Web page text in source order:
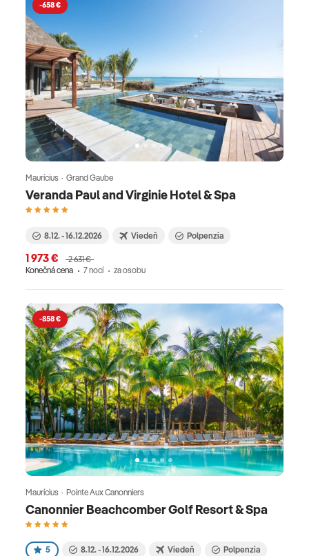
-658 €
Veranda Paul and Virginie Hotel & Spa
Maurícius · Grand Gaube
8.12. - 16.12.2026 Viedeň Polpenzia
1 973 €
2 631 €
Konečná cena
7 nocí za osobu
-858 €
Canonnier Beachcomber Golf Resort & Spa
Maurícius · Pointe Aux Canonniers
5 8.12. - 16.12.2026 Viedeň Polpenzia